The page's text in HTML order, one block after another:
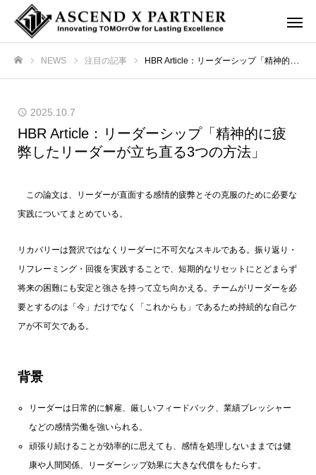
NEWS 注目の記事 HBR Article：リーダーシップ「精神的に疲弊したリーダーが立ち直る3つの方法」
2025.10.7
HBR Article：リーダーシップ「精神的に疲
弊したリーダーが立ち直る3つの方法」
この論文は、リーダーが直面する感情的疲弊とその克服のために必要な
実践についてまとめている。
リカバリーは贅沢ではなくリーダーに不可欠なスキルである。振り返り・
リフレーミング・回復を実践することで、短期的なリセットにとどまらず
将来の困難にも安定と強さを持って立ち向かえる。チームがリーダーを必
要とするのは「今」だけでなく「これからも」であるため持続的な自己ケ
アが不可欠である。
背景
リーダーは日常的に解雇、厳しいフィードバック、業績プレッシャー
などの感情労働を強いられる。
頑張り続けることが効率的に思えても、感情を処理しないままでは健
康や人間関係、リーダーシップ効果に大きな代償をもたらす。